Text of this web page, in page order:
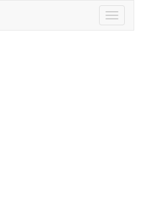
Toggle